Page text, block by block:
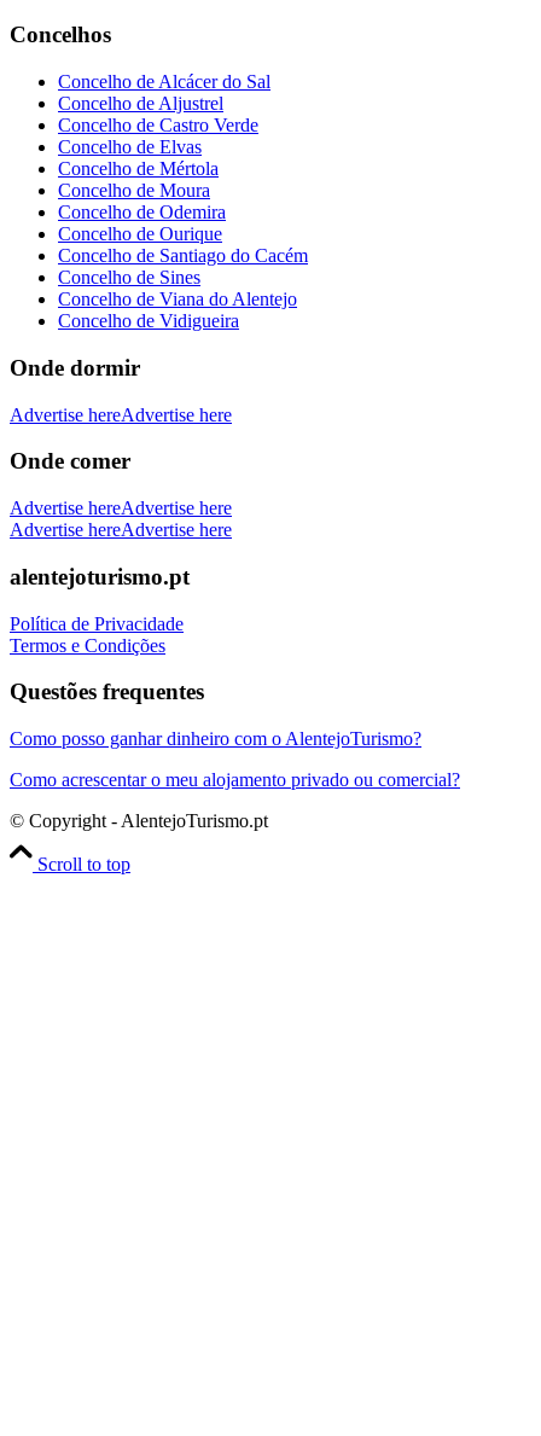
Concelhos
Concelho de Alcácer do Sal
Concelho de Aljustrel
Concelho de Castro Verde
Concelho de Elvas
Concelho de Mértola
Concelho de Moura
Concelho de Odemira
Concelho de Ourique
Concelho de Santiago do Cacém
Concelho de Sines
Concelho de Viana do Alentejo
Concelho de Vidigueira
Onde dormir
Advertise hereAdvertise here
Onde comer
Advertise hereAdvertise here
Advertise hereAdvertise here
alentejoturismo.pt
Política de Privacidade
Termos e Condições
Questões frequentes
Como posso ganhar dinheiro com o AlentejoTurismo?
Como acrescentar o meu alojamento privado ou comercial?
© Copyright - AlentejoTurismo.pt
Scroll to top